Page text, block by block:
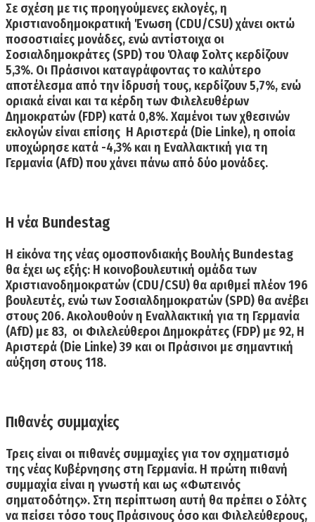
Σε σχέση με τις προηγούμενες εκλογές, η
Χριστιανοδημοκρατική Ένωση (CDU/CSU)χάνει οκτώ
ποσοστιαίες μονάδες, ενώ αντίστοιχα οι
Σοσιαλδημοκράτες (SPD) του Όλαφ Σολτς κερδίζουν
5,3%. Οι Πράσινοι καταγράφοντας το καλύτερο
αποτέλεσμα από την ίδρυσή τους,κερδίζουν 5,7%, ενώ
οριακά είναι καιτα κέρδη των Φιλελευθέρων
Δημοκρατών (FDP)κατά 0,8%. Χαμένοι των χθεσινών
εκλογών είναι επίσης Η Αριστερά (Die Linke),η οποία
υποχώρησεκατά -4,3%και η Εναλλακτική για τη
Γερμανία (AfD)που χάνει πάνω από δύο μονάδες.
Η νέα Bundestag
Η εiκόνα της νέας ομοσπονδιακής Βουλής Bundestag
θα έχει ως εξής: Η κοινοβουλευτική ομάδα των
Χριστιανοδημοκρατών (CDU/CSU) θα αριθμεί πλέον196
βουλευτές, ενώ των Σοσιαλδημοκρατών (SPD) θα ανέβει
στους206.Ακολουθούν η Εναλλακτική για τη Γερμανία
(AfD) με 83, οι Φιλελεύθεροι Δημοκράτες (FDP) με 92, Η
Αριστερά (Die Linke) 39 και οι Πράσινοι με σημαντική
αύξηση στους118.
Πιθανές συμμαχίες
Τρεις είναι οι πιθανές συμμαχίες για τον σχηματισμό
της νέας Κυβέρνησης στη Γερμανία. Η πρώτη πιθανή
συμμαχία είναι η γνωστή και ως «Φωτεινός
σηματοδότης». Στη περίπτωση αυτή θα πρέπει ο Σόλτς
να πείσει τόσο τους Πράσινους όσο και Φιλελεύθερους,